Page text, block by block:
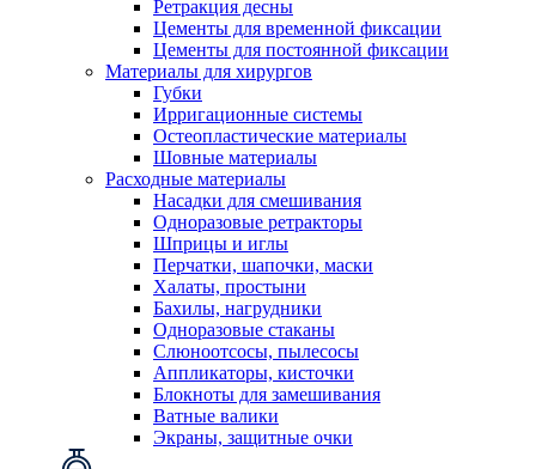
Ретракция десны
Цементы для временной фиксации
Цементы для постоянной фиксации
Материалы для хирургов
Губки
Ирригационные системы
Остеопластические материалы
Шовные материалы
Расходные материалы
Насадки для смешивания
Одноразовые ретракторы
Шприцы и иглы
Перчатки, шапочки, маски
Халаты, простыни
Бахилы, нагрудники
Одноразовые стаканы
Слюноотсосы, пылесосы
Аппликаторы, кисточки
Блокноты для замешивания
Ватные валики
Экраны, защитные очки